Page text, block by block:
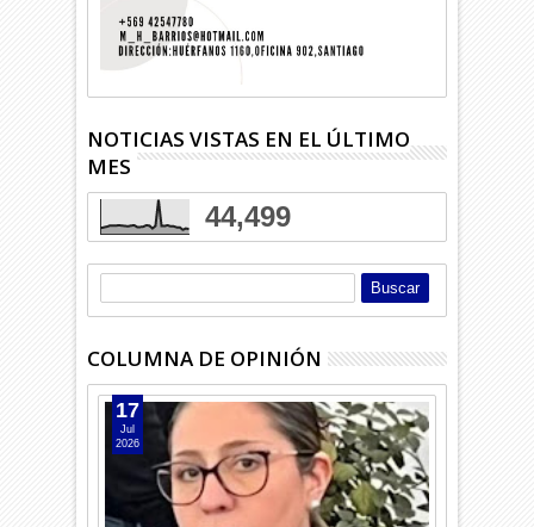
NOTICIAS VISTAS EN EL ÚLTIMO
MES
44,499
COLUMNA DE OPINIÓN
17
Jul
2026